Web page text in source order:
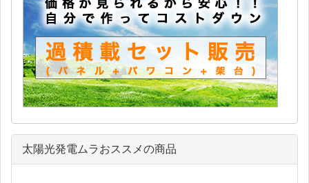
太陽光発電ムラおススメの商品